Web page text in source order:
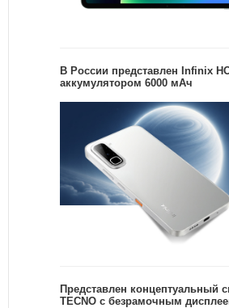
В России представлен Infinix
аккумулятором 6000 мАч
Представлен концептуальный
TECNO с безрамочным